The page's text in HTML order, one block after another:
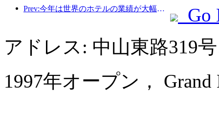
Prev:今年は世界のホテルの業績が大幅に伸び、2024アジア太平洋市場は引き続き好調に推移している
Go
アドレス: 中山東路319
1997年オープン，